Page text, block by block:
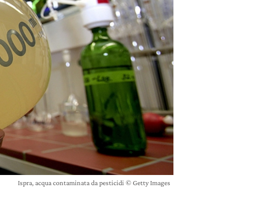
Ispra, acqua contaminata da pesticidi © Getty Images